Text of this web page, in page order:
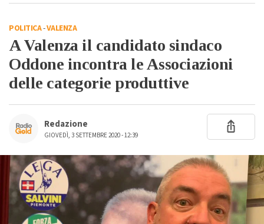
POLITICA-VALENZA
A Valenza il candidato sindaco
Oddone incontra le Associazioni
delle categorie produttive
Redazione
GIOVEDÌ, 3 SETTEMBRE 2020 - 12:39